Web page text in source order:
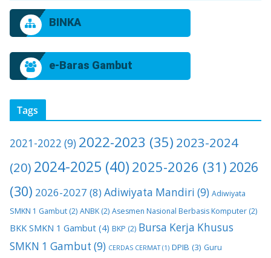
BINKA
e-Baras Gambut
Tags
2021-2022 (9) 2022-2023 (35) 2023-2024
(20) 2024-2025 (40) 2025-2026 (31) 2026
(30) 2026-2027 (8) Adiwiyata Mandiri (9) Adiwiyata
SMKN 1 Gambut (2) ANBK (2) Asesmen Nasional Berbasis Komputer (2)
BKK SMKN 1 Gambut (4) BKP (2) Bursa Kerja Khusus
SMKN 1 Gambut (9) CERDAS CERMAT(1) DPIB (3) Guru